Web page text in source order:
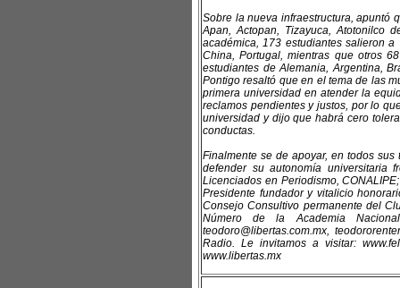
Sobre la nueva infraestructura, apuntó
Apan, Actopan, Tizayuca, Atotonilco
académica, 173 estudiantes salieron
China, Portugal, mientras que otros
estudiantes de Alemania, Argentina,
Pontigo resaltó que en el tema de las
primera universidad en atender la
reclamos pendientes y justos, por lo
universidad y dijo que habrá cero
conductas.
Finalmente se de apoyar, en todos
defender su autonomía universitaria
Licenciados en Periodismo,
Presidente fundador y vitalicio
Consejo Consultivo permanente del
Número de la Academia
teodoro@libertas.com.mx,
Radio. Le invitamos a visitar:
www.libertas.mx